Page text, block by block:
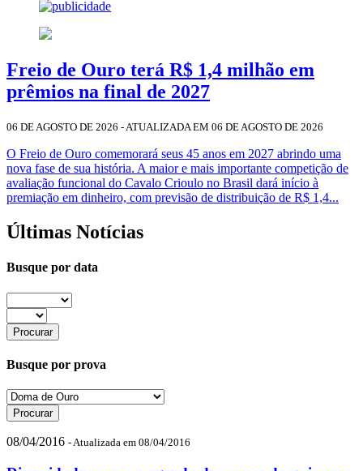
Freio de Ouro terá R$ 1,4 milhão em
prêmios na final de 2027
06 DE AGOSTO DE 2026 - ATUALIZADA EM 06 DE AGOSTO DE 2026
O Freio de Ouro comemorará seus 45 anos em 2027 abrindo uma
nova fase de sua história. A maior e mais importante competição de
avaliação funcional do Cavalo Crioulo no Brasil dará início à
premiação em dinheiro, com previsão de distribuição de R$ 1,4...
Últimas Notícias
Busque por data
Busque por prova
08/04/2016 - Atualizada em 08/04/2016